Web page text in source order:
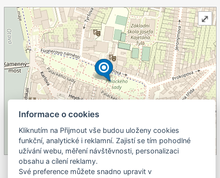
©OpenStreetMapcontributors.
⤢
Informace o cookies
Kliknutím na Přijmout vše budou uloženy cookies
funkční, analytické i reklamní. Zajistí se tím pohodlné
užívání webu, měření návštěvnosti, personalizaci
obsahu a cílení reklamy.
Své preference můžete snadno upravit v